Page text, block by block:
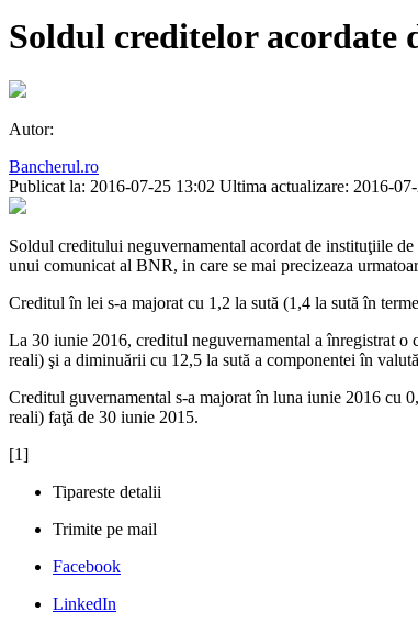
Soldul creditelor acordate
Autor:
Bancherul.ro
Publicat la: 2016-07-25 13:02 Ultima actualizare: 2016-
Soldul creditului neguvernamental acordat de instituţiile
unui comunicat al BNR, in care se mai precizeaza
Creditul în lei s-a majorat cu 1,2 la sută (1,4 la sută în
La 30 iunie 2016, creditul neguvernamental a înregistrat o
reali) şi a diminuării cu 12,5 la sută a componentei în
Creditul guvernamental s-a majorat în luna iunie 2016 cu
reali) faţă de 30 iunie 2015.
[1]
Tipareste detalii
Trimite pe mail
Facebook
LinkedIn